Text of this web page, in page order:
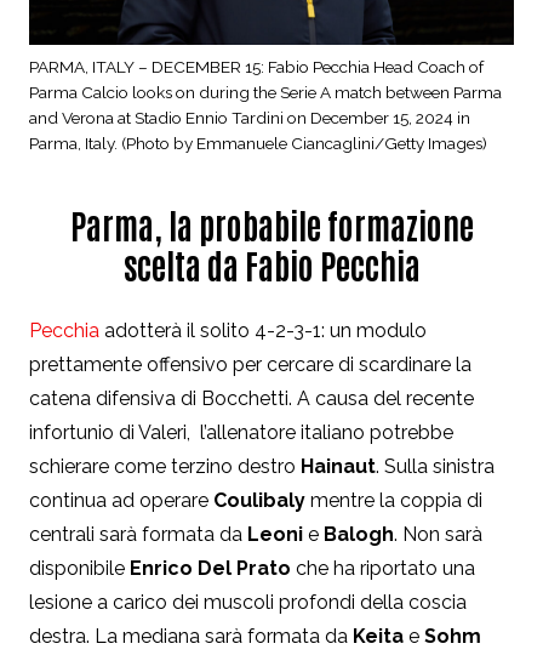
PARMA, ITALY – DECEMBER 15: Fabio Pecchia Head Coach of
Parma Calcio looks on during the Serie A match between Parma
and Verona at Stadio Ennio Tardini on December 15, 2024 in
Parma, Italy. (Photo by Emmanuele Ciancaglini/Getty Images)
Parma, la probabile formazione
scelta da Fabio Pecchia
Pecchia adotterà il solito 4-2-3-1: un modulo
prettamente offensivo per cercare di scardinare la
catena difensiva di Bocchetti. A causa del recente
infortunio di Valeri, l’allenatore italiano potrebbe
schierare come terzino destro Hainaut. Sulla sinistra
continua ad operare Coulibaly mentre la coppia di
centrali sarà formata da Leoni e Balogh. Non sarà
disponibile Enrico Del Prato che ha riportato una
lesione a carico dei muscoli profondi della coscia
destra. La mediana sarà formata da Keita e Sohm